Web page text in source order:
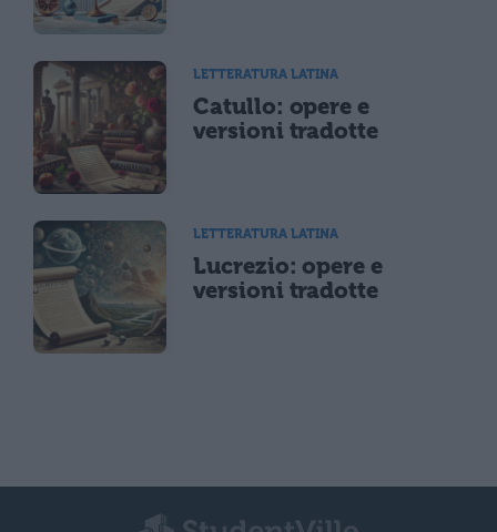
LETTERATURA LATINA
Catullo: opere e
versioni tradotte
LETTERATURA LATINA
Lucrezio: opere e
versioni tradotte